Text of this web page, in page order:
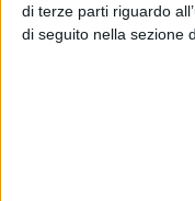
di terze parti riguardo
di seguito nella sezione